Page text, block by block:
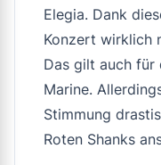
Elegia. Dank
Konzert wirklich
Das gilt auch für
Marine.
Stimmung
Roten Shanks